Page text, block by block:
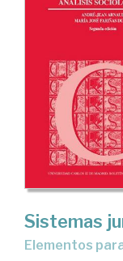
Sistemas
elementos